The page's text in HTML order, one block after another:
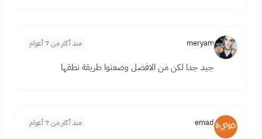
meryam منذ أكثر من 7 أعوام
جيد جدا لكن من الافضل وضعتوا طريقة نطقها
emad منذ أكثر من 7 أعوام